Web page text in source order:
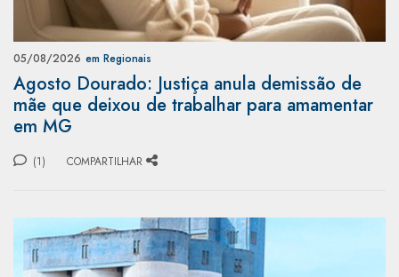
05/08/2026 em Regionais
Agosto Dourado: Justiça anula demissão de
mãe que deixou de trabalhar para amamentar
em MG
(1) COMPARTILHAR